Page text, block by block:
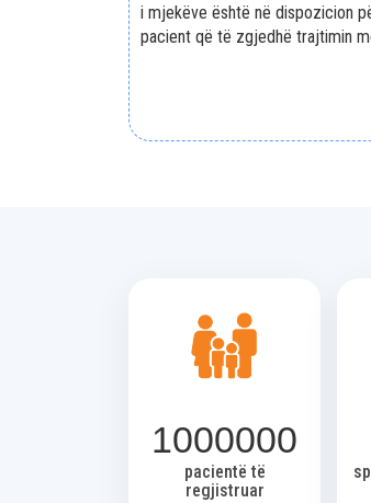
i mjekëve është në dispozicion
pacient që të zgjedhë trajtimin
1000000
pacientë të
regjistruar